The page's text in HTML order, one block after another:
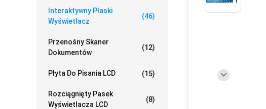
Interaktywny Płaski
Wyświetlacz
(46)
Przenośny Skaner
Dokumentów
(12)
Płyta Do Pisania LCD (15)
Rozciągnięty Pasek
Wyświetlacza LCD
(8)